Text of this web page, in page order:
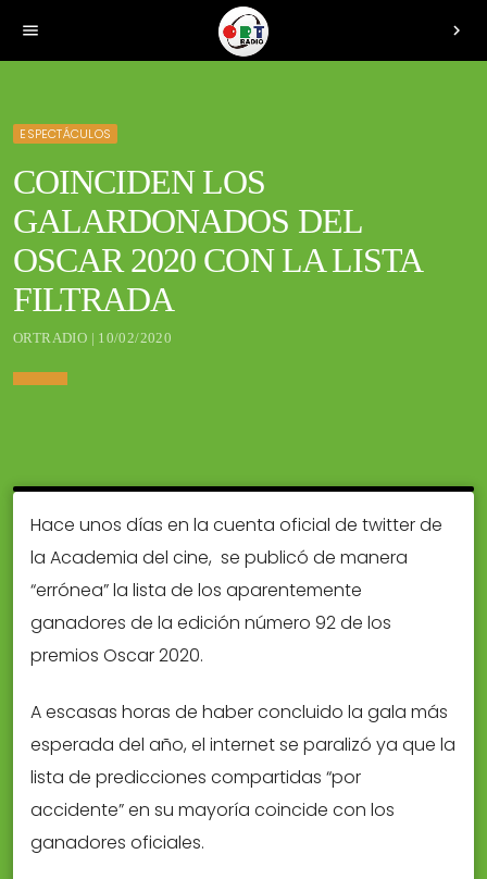
menu chevron_right
ESPECTÁCULOS
COINCIDEN LOS
GALARDONADOS DEL
OSCAR 2020 CON LA LISTA
FILTRADA
ORTRADIO | 10/02/2020
Hace unos días en la cuenta oficial de twitter de
la Academia del cine, se publicó de manera
“errónea” la lista de los aparentemente
ganadores de la edición número 92 de los
premios Oscar 2020.
A escasas horas de haber concluido la gala más
esperada del año, el internet se paralizó ya que la
lista de predicciones compartidas “por
accidente” en su mayoría coincide con los
ganadores oficiales.